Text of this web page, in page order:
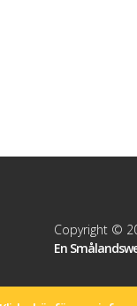
Copyright ©
En